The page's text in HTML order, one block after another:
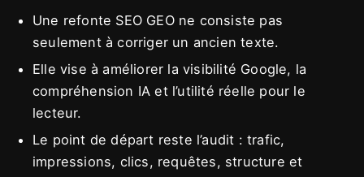
Une refonte SEO GEO ne consiste pas
seulement à corriger un ancien texte.
Elle vise à améliorer la visibilité Google, la
compréhension IA et l’utilité réelle pour le
lecteur.
Le point de départ reste l’audit : trafic,
impressions, clics, requêtes, structure et